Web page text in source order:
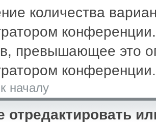
количества
превышающее это
конференции.
началу
отредактировать